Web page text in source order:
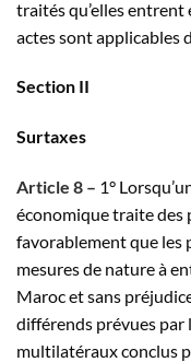
traités qu’elles
actes sont applicables
Section II
Surtaxes
Article 8 – 1°
économique traite des
favorablement que les
mesures de nature à
Maroc et sans
différends prévues par
multilatéraux conclus